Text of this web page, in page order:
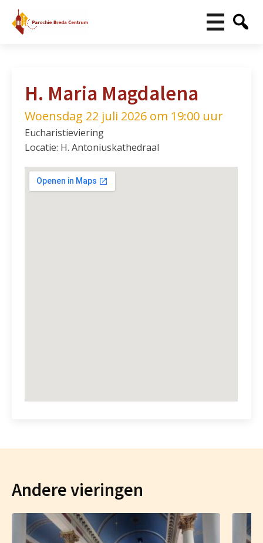
H. Maria Magdalena
Woensdag 22 juli 2026 om 19:00 uur
Eucharistieviering
Locatie: H. Antoniuskathedraal
Andere vieringen